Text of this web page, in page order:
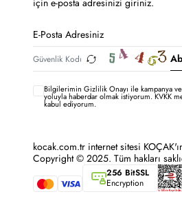
için e-posta adresinizi giriniz.
Bilgilerimin Gizlilik Onayı ile kampanya
yoluyla haberdar olmak istiyorum.KVKK
kabul ediyorum.
kocak.com.tr internet sitesi
Copyright © 2025. Tüm hakları
256 BitSSL
Encryption